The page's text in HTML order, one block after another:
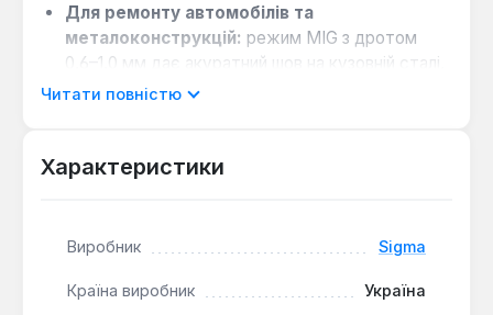
Для ремонту автомобілів та
металоконструкцій: режим MIG з дротом
0,6–1,0 мм дає акуратний шов на кузовній сталі,
а режим MMA з електродом до 4 мм підходить
якщо потрібна вища продуктивність і менше
зварюванням.
7200 Вт і стабільна робота при перепадах
Читати повністю
Характеристики
Виробник Sigma
Країна виробник Україна